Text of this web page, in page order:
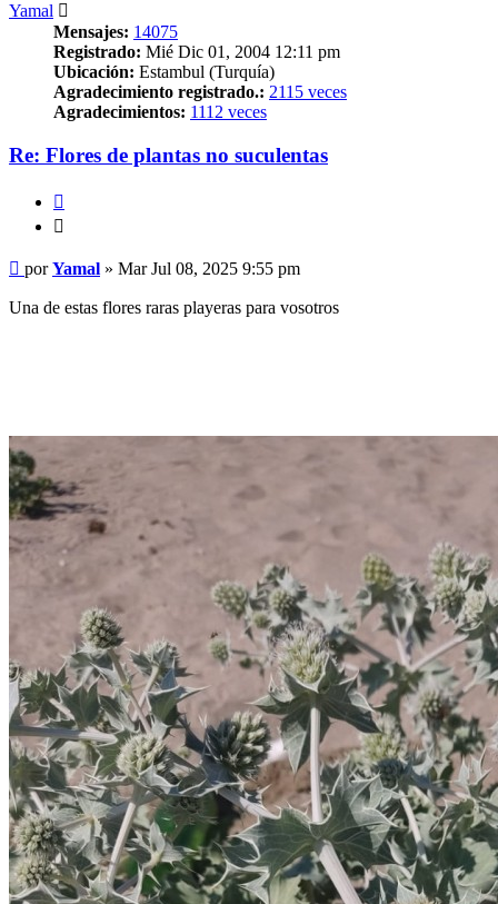
Yamal
Mensajes: 14075
Registrado: Mié Dic 01, 2004 12:11 pm
Ubicación: Estambul (Turquía)
Agradecimiento registrado.: 2115 veces
Agradecimientos: 1112 veces
Re: Flores de plantas no suculentas
Mensaje
porYamal » Mar Jul 08, 2025 9:55 pm
Una de estas flores raras playeras para vosotros